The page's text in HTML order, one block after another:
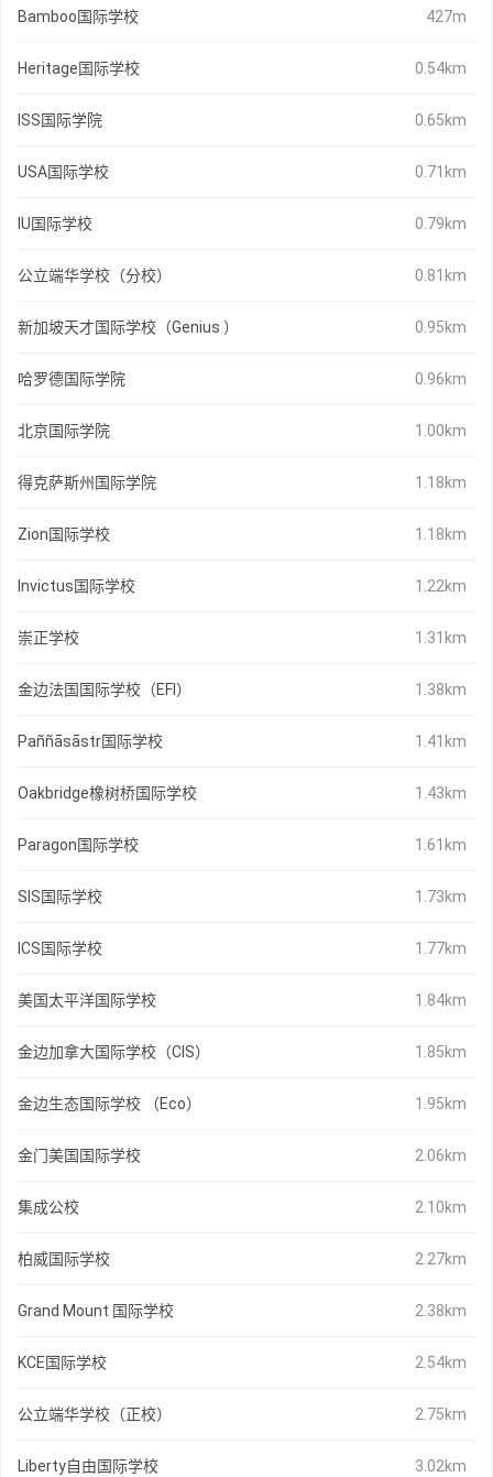
Bamboo国际学校 427m
Heritage国际学校 0.54km
ISS国际学院 0.65km
USA国际学校 0.71km
IU国际学校 0.79km
公立端华学校（分校） 0.81km
新加坡天才国际学校（Genius ） 0.95km
哈罗德国际学院 0.96km
北京国际学院 1.00km
得克萨斯州国际学院 1.18km
Zion国际学校 1.18km
Invictus国际学校 1.22km
崇正学校 1.31km
金边法国国际学校（EFI） 1.38km
Paññāsāstr国际学校 1.41km
Oakbridge橡树桥国际学校 1.43km
Paragon国际学校 1.61km
SIS国际学校 1.73km
ICS国际学校 1.77km
美国太平洋国际学校 1.84km
金边加拿大国际学校（CIS） 1.85km
金边生态国际学校 （Eco） 1.95km
金门美国国际学校 2.06km
集成公校 2.10km
柏威国际学校 2.27km
Grand Mount 国际学校 2.38km
KCE国际学校 2.54km
公立端华学校（正校） 2.75km
Liberty自由国际学校 3.02km